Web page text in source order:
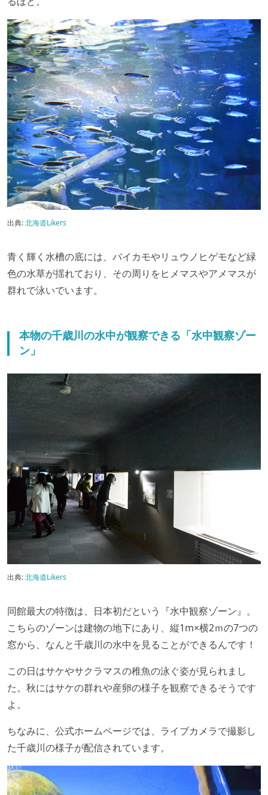
出典:北海道Likers
青く輝く水槽の底には、バイカモやリュウノヒゲモなど緑
色の水草が揺れており、その周りをヒメマスやアメマスが
群れで泳いでいます。
本物の千歳川の水中が観察できる「水中観察ゾー
ン」
出典:北海道Likers
同館最大の特徴は、日本初だという『水中観察ゾーン』。
こちらのゾーンは建物の地下にあり、縦1m×横2ｍの7つの
窓から、なんと千歳川の水中を見ることができるんです！
この日はサケやサクラマスの稚魚の泳ぐ姿が見られまし
た。秋にはサケの群れや産卵の様子を観察できるそうです
よ。
ちなみに、公式ホームページでは、ライブカメラで撮影し
た千歳川の様子が配信されています。